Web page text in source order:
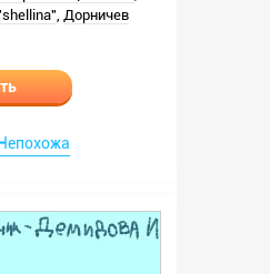
, Дорничев
Непохожа